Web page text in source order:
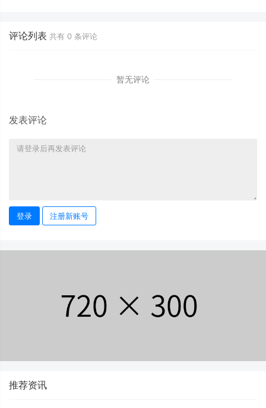
评论列表 共有 0 条评论
暂无评论
发表评论
登录 注册新账号
推荐资讯